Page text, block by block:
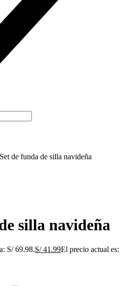
de funda de silla navideña
silla navideña
S/ 69.98.S/41.99El precio actual es: